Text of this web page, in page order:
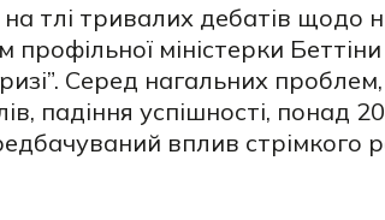
тлі тривалих дебатів щодо
профільної міністерки
Серед нагальних проблем,
падіння успішності, понад
вплив стрімкого